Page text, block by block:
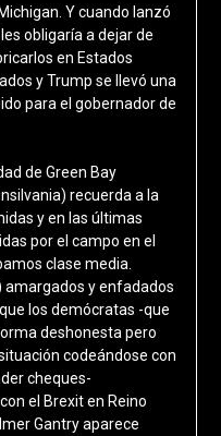
Y cuando lanzó
obligaría a dejar de
en Estados
y Trump se llevó una
para el gobernador de
de Green Bay
recuerda a la
y en las últimas
por el campo en el
clase media.
amargados y enfadados
los demócratas -que
deshonesta pero
codeándose con
cheques-
el Brexit en Reino
Gantry aparece